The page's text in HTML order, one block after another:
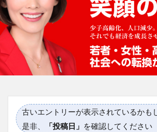
古いエントリーが表示されているかも
是非、
「投稿日」 を確認してください